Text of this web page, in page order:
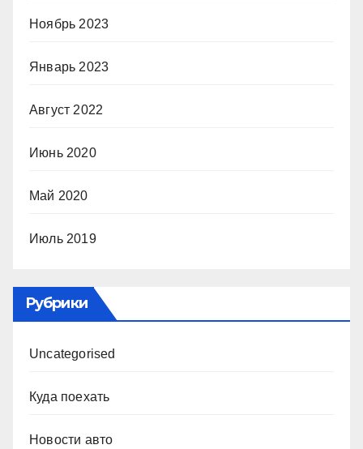
Ноябрь 2023
Январь 2023
Август 2022
Июнь 2020
Май 2020
Июль 2019
Рубрики
Uncategorised
Куда поехать
Новости авто